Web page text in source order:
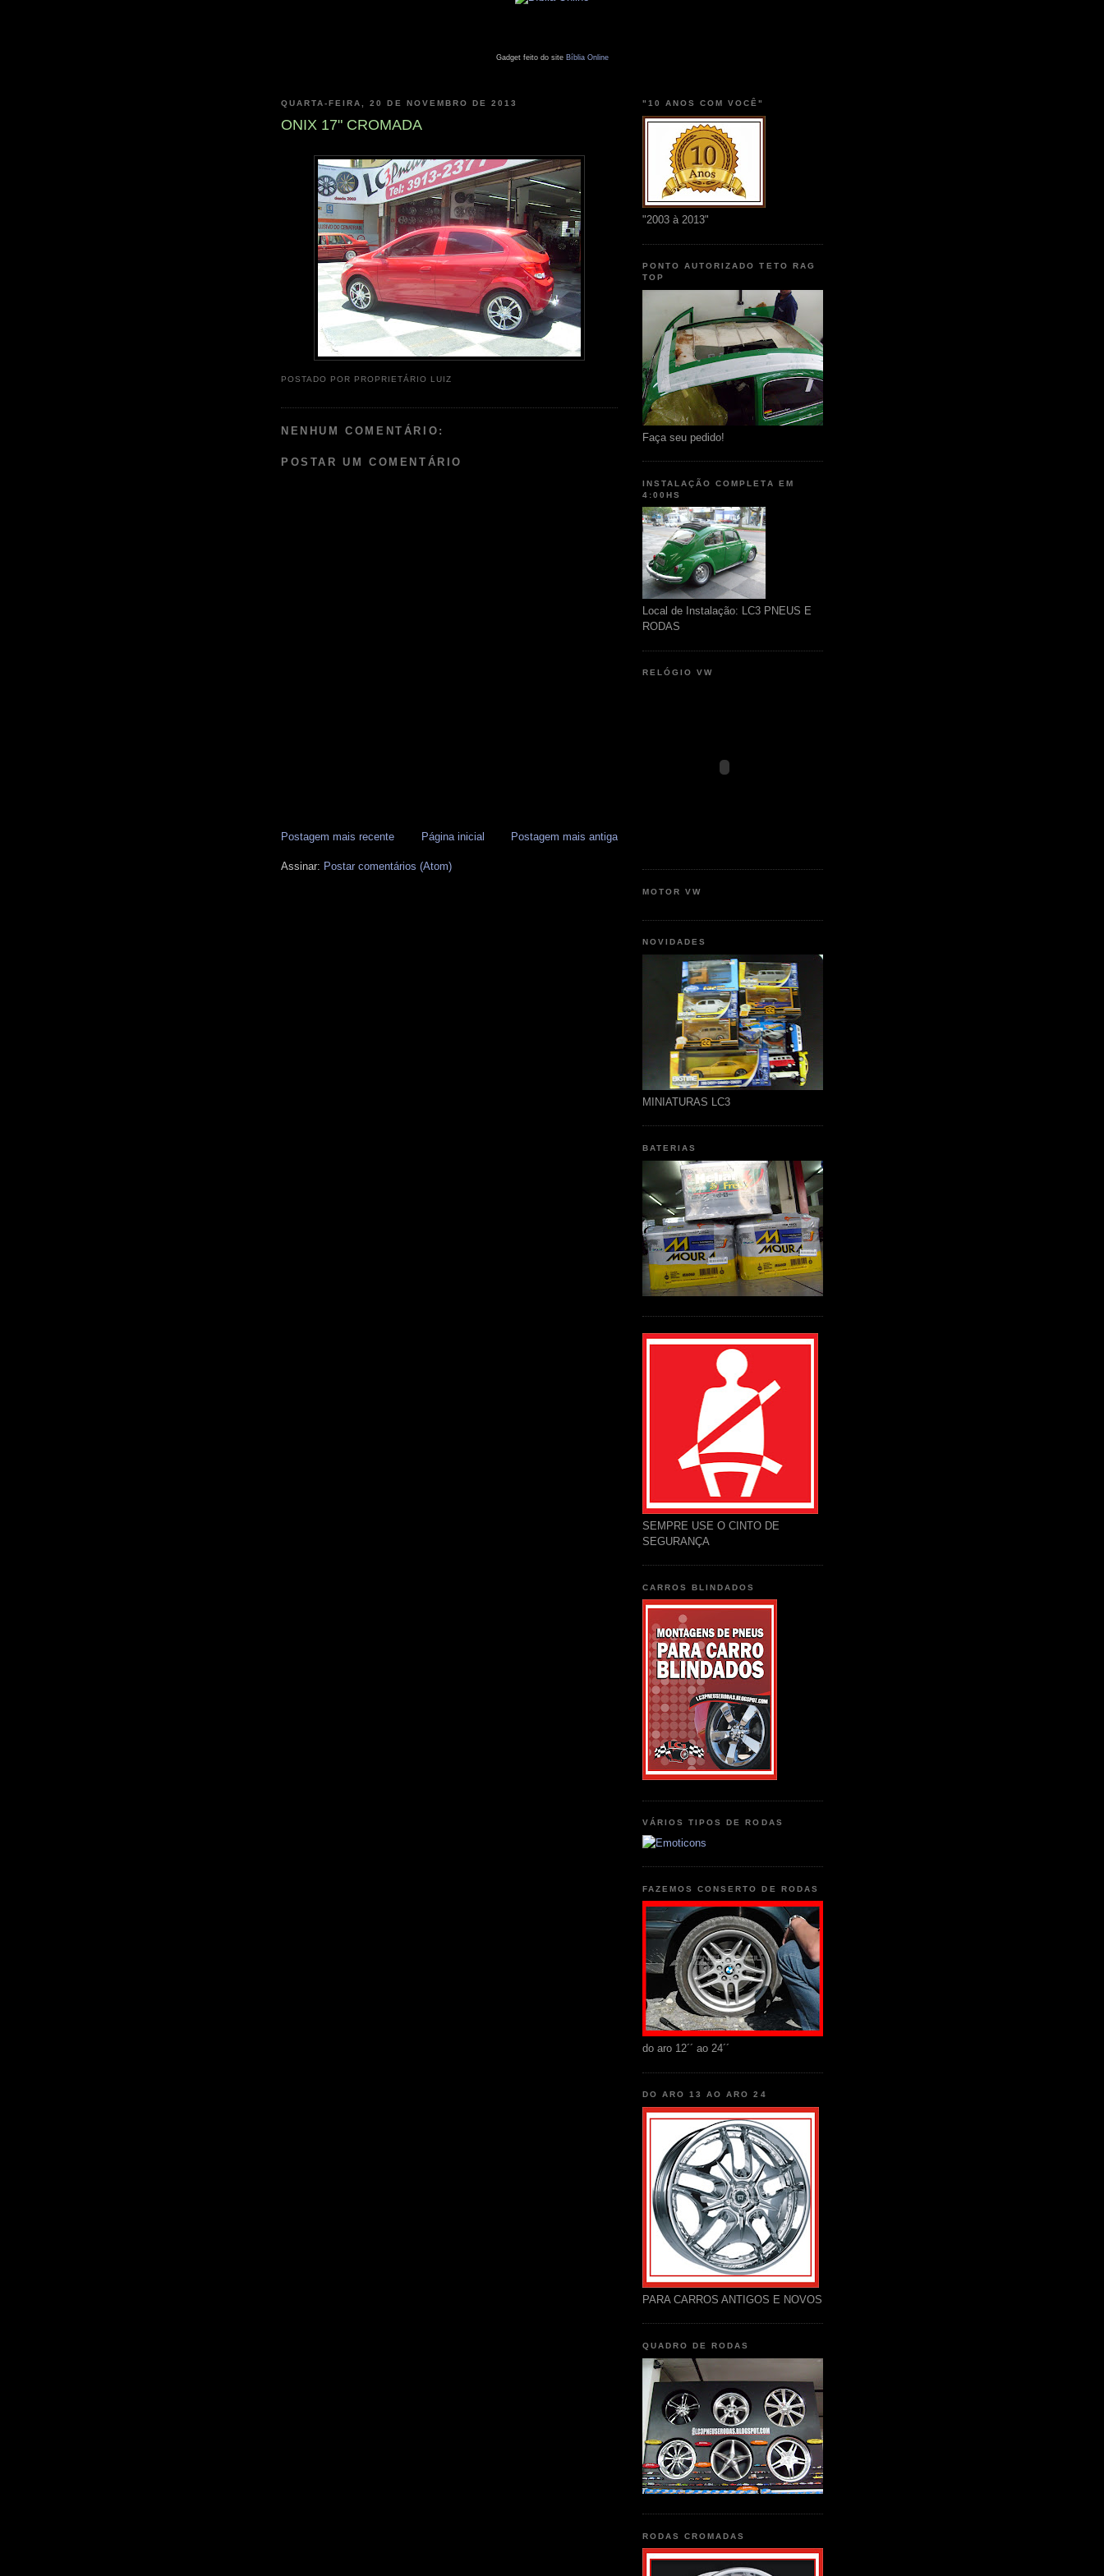
Gadget feito do site Bíblia Online
QUARTA-FEIRA, 20 DE NOVEMBRO DE 2013
ONIX 17" CROMADA
POSTADO POR PROPRIETÁRIO LUIZ
NENHUM COMENTÁRIO:
POSTAR UM COMENTÁRIO
Postagem mais recente Postagem mais antiga
Página inicial
Assinar: Postar comentários (Atom)
"10 ANOS COM VOCÊ"
"2003 à 2013"
PONTO AUTORIZADO TETO RAG
TOP
Faça seu pedido!
INSTALAÇÃO COMPLETA EM
4:00HS
Local de Instalação: LC3 PNEUS E
RODAS
RELÓGIO VW
MOTOR VW
NOVIDADES
MINIATURAS LC3
BATERIAS
SEMPRE USE O CINTO DE
SEGURANÇA
CARROS BLINDADOS
VÁRIOS TIPOS DE RODAS
FAZEMOS CONSERTO DE RODAS
do aro 12´´ ao 24´´
DO ARO 13 AO ARO 24
PARA CARROS ANTIGOS E NOVOS
QUADRO DE RODAS
RODAS CROMADAS